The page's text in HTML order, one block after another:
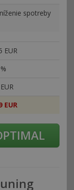
spotreby
EUR
EUR